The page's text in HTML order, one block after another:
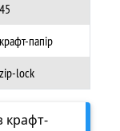
45
крафт-папір
zip-lock
крафт-